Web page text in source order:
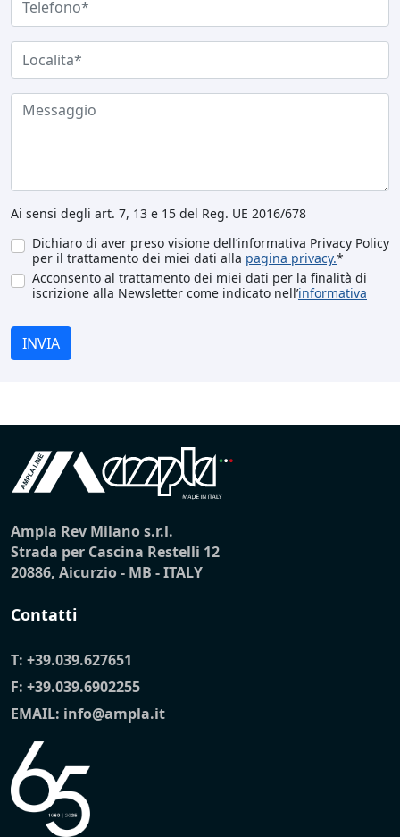
Ai sensi degli art. 7, 13 e 15 del Reg. UE 2016/678
Dichiaro di aver preso visione dell’informativa Privacy Policy
per il trattamento dei miei dati alla pagina privacy.*
Acconsento al trattamento dei miei dati per la finalità di
iscrizione alla Newsletter come indicato nell’informativa
INVIA
Ampla Rev Milano s.r.l.
Strada per Cascina Restelli 12
20886, Aicurzio - MB - ITALY
Contatti
T: +39.039.627651
F: +39.039.6902255
EMAIL: info@ampla.it